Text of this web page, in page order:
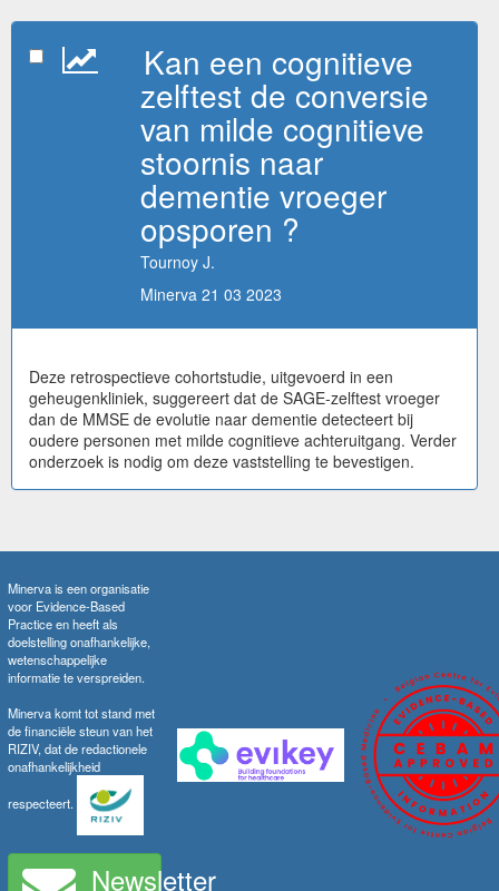
Kan een cognitieve
zelftest de conversie
van milde cognitieve
stoornis naar
dementie vroeger
opsporen ?
Tournoy J.
Minerva 21 03 2023
Deze retrospectieve cohortstudie, uitgevoerd in een
geheugenkliniek, suggereert dat de SAGE-zelftest vroeger
dan de MMSE de evolutie naar dementie detecteert bij
oudere personen met milde cognitieve achteruitgang. Verder
onderzoek is nodig om deze vaststelling te bevestigen.
Minerva is een organisatie
voor Evidence-Based
Practice en heeft als
doelstelling onafhankelijke,
wetenschappelijke
informatie te verspreiden.
Minerva komt tot stand met
de financiële steun van het
RIZIV, dat de redactionele
onafhankelijkheid
respecteert.
Newsletter